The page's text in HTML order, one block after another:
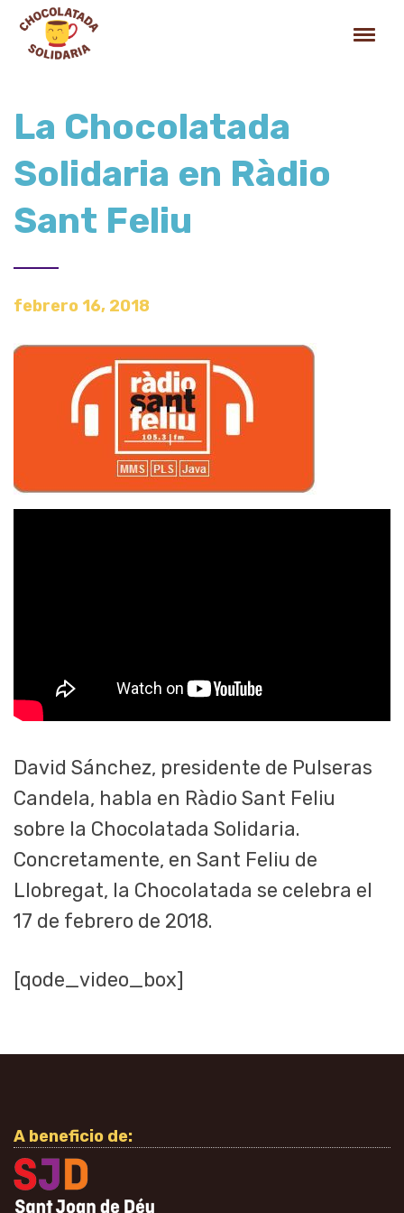
La Chocolatada
Solidaria en Ràdio
Sant Feliu
febrero 16, 2018
David Sánchez, presidente de Pulseras
Candela, habla en Ràdio Sant Feliu
sobre la Chocolatada Solidaria.
Concretamente, en Sant Feliu de
Llobregat, la Chocolatada se celebra el
17 de febrero de 2018.
[qode_video_box]
A beneficio de: